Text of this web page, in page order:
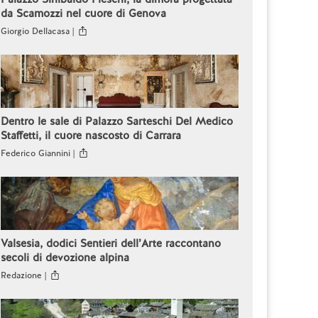
da Scamozzi nel cuore di Genova
Giorgio Dellacasa |
Dentro le sale di Palazzo Sarteschi Del Medico
Staffetti, il cuore nascosto di Carrara
Federico Giannini |
Valsesia, dodici Sentieri dell’Arte raccontano
secoli di devozione alpina
Redazione |